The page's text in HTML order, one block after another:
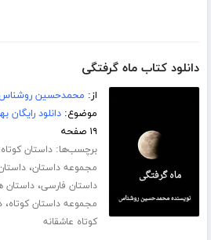
دانلود کتاب ماه گرفتگی
از: محمدحسین
موضوع:دانلود
۱۹ صفحه
برچسب‌ها:داستان کوتاه
مجموعه داستان،
داستان فارسی،داستان
مجموعه داستان کوتاه،
کوتاه عاشقانه